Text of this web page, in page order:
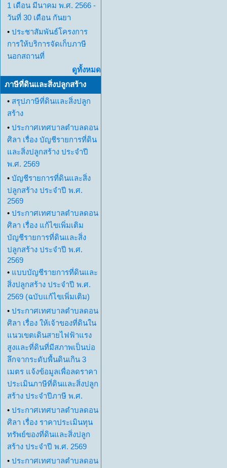
1 เดือน มีนาคม พ.ศ. 2566 -
วันที่ 30 เดือน กันยา
• ประชาสัมพันธ์โครงการ
การให้บริการจัดเก็บภาษี
นอกสถานที่
ดูทั้งหมด
ภาษีที่ดินและสิ่งปลูกสร้าง
• สรุปภาษีที่ดินและสิ่งปลูก
สร้าง
• ประกาศเทศบาลตำบลดอน
ศิลา เรื่อง บัญชีรายการที่ดิน
และสิ่งปลูกสร้าง ประจำปี
พ.ศ. 2569
• บัญชีรายการที่ดินและสิ่ง
ปลูกสร้าง ประจำปี พ.ศ.
2569
• ประกาศเทศบาลตำบลดอน
ศิลา เรื่อง แก้ไขเพิ่มเติม
บัญชีรายการที่ดินและสิ่ง
ปลูกสร้าง ประจำปี พ.ศ.
2569
• แบบบัญชีรายการที่ดินและ
สิ่งปลูกสร้าง ประจำปี พ.ศ.
2569 (ฉบับแก้ไขเพิ่มเติม)
• ประกาศเทศบาลตำบลดอน
ศิลา เรื่อง ให้เจ้าของที่ดินใน
แนวเขตเดินสายไฟฟ้าแรง
สูงและที่ดินที่มีสภาพเป็นบ่อ
ลึกจากระดับพื้นดินเกิน 3
เมตร แจ้งข้อมูลเพื่อลดราคา
ประเมินภาษีที่ดินและสิ่งปลูก
สร้าง ประจำปีภาษี พ.ศ.
• ประกาศเทศบาลตำบลดอน
ศิลา เรื่อง ราคาประเมินทุน
ทรัพย์ของที่ดินและสิ่งปลูก
สร้าง ประจำปี พ.ศ. 2569
• ประกาศเทศบาลตำบลดอน